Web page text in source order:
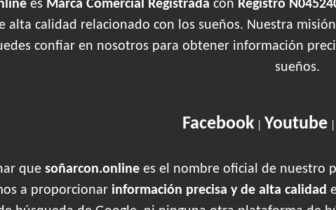
es Marca Comercial Registrada con Registro
alta calidad relacionado con los sueños. Nuestra
confiar en nosotros para obtener información
sueños.
Facebook| Youtube|
que soñarcon.onlinees el nombre oficial de nuestro
a proporcionar información precisa y de alta calidad